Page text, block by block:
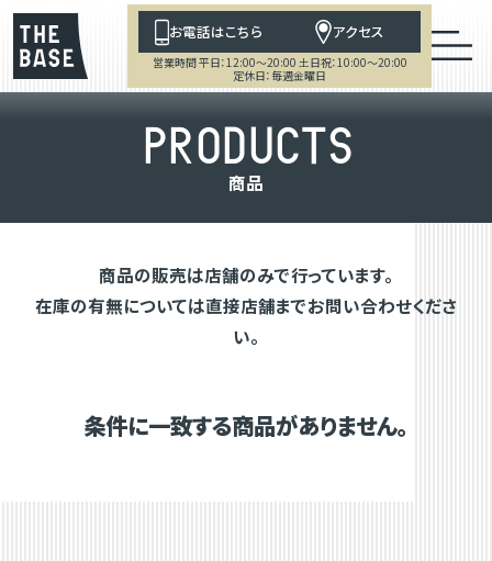
お電話はこちら アクセス
営業時間 平日：12:00～20:00 土日祝：10:00～20:00
定休日：毎週金曜日
PRODUCTS
商品
商品の販売は店舗のみで行っています。
在庫の有無については直接店舗までお問い合わせくださ
い。
条件に一致する商品がありません。